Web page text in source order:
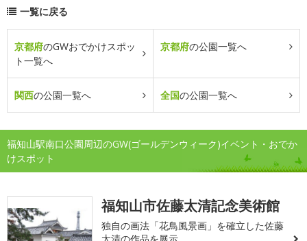
一覧に戻る
京都府のGWおでかけスポッ
ト一覧へ
京都府の公園一覧へ
関西の公園一覧へ 全国の公園一覧へ
福知山駅南口公園周辺のGW(ゴールデンウィーク)イベント・おでか
けスポット
福知山市佐藤太清記念美術館
独自の画法「花鳥風景画」を確立した佐藤